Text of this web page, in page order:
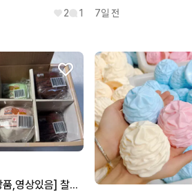
2 1 7일 전
[미개봉새상품,영상있음] 찰떡빵 4종 스퀴시 말랑이